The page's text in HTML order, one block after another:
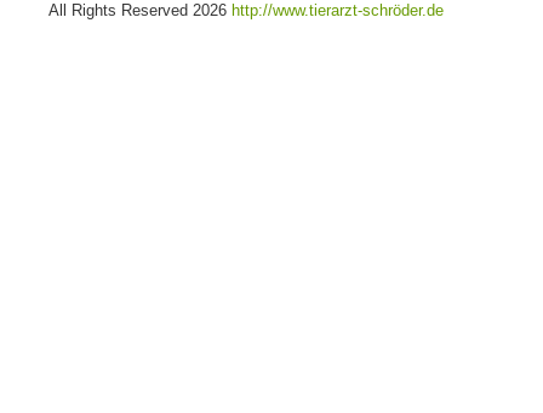
All Rights Reserved 2026 http://www.tierarzt-schröder.de